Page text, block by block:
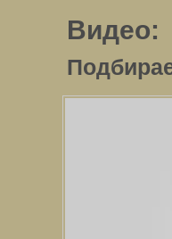
Видео: